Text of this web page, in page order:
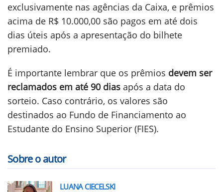
exclusivamente nas agências da Caixa, e prêmios
acima de R$ 10.000,00 são pagos em até dois
dias úteis após a apresentação do bilhete
premiado.
É importante lembrar que os prêmios devem ser
reclamados em até 90 dias após a data do
sorteio. Caso contrário, os valores são
destinados ao Fundo de Financiamento ao
Estudante do Ensino Superior (FIES).
Sobre o autor
LUANA CIECELSKI